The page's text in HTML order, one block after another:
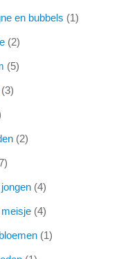
en bubbels 1
2
5
3
2
4
4
1